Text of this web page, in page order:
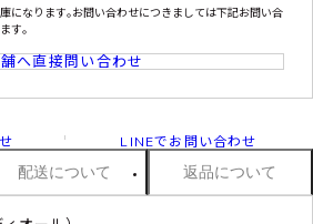
になります｡お問い合わせにつきましては下記お問い合
す｡
へ直接問い合わせ
LINEでお問い合わせ
配送について 返品について